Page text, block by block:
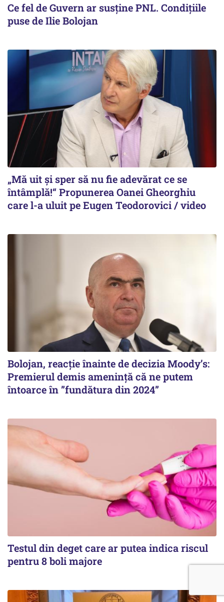
Ce fel de Guvern ar susține PNL. Condițiile
puse de Ilie Bolojan
„Mă uit și sper să nu fie adevărat ce se
întâmplă!“ Propunerea Oanei Gheorghiu
care l-a uluit pe Eugen Teodorovici / video
Bolojan, reacție înainte de decizia Moody’s:
Premierul demis amenință că ne putem
întoarce în ”fundătura din 2024”
Testul din deget care ar putea indica riscul
pentru 8 boli majore